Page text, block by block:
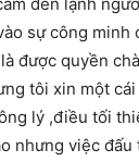
sự công
được quyền
tôi xin một
lý ,điều tối
nhưng việc